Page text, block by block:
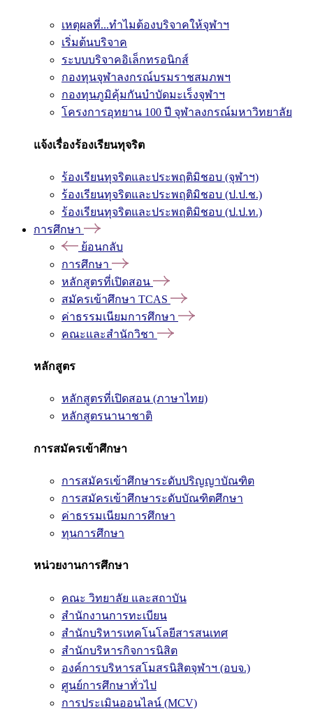
เหตุผลที่...ทำไมต้องบริจาคให้จุฬาฯ
เริ่มต้นบริจาค
ระบบบริจาคอิเล็กทรอนิกส์
กองทุนจุฬาลงกรณ์บรมราชสมภพฯ
กองทุนภูมิคุ้มกันบำบัดมะเร็งจุฬาฯ
โครงการอุทยาน 100 ปี จุฬาลงกรณ์มหาวิทยาลัย
แจ้งเรื่องร้องเรียนทุจริต
ร้องเรียนทุจริตและประพฤติมิชอบ (จุฬาฯ)
ร้องเรียนทุจริตและประพฤติมิชอบ (ป.ป.ช.)
ร้องเรียนทุจริตและประพฤติมิชอบ (ป.ป.ท.)
การศึกษา
ย้อนกลับ
การศึกษา
หลักสูตรที่เปิดสอน
สมัครเข้าศึกษา TCAS
ค่าธรรมเนียมการศึกษา
คณะและสำนักวิชา
หลักสูตร
หลักสูตรที่เปิดสอน (ภาษาไทย)
หลักสูตรนานาชาติ
การสมัครเข้าศึกษา
การสมัครเข้าศึกษาระดับปริญญาบัณฑิต
การสมัครเข้าศึกษาระดับบัณฑิตศึกษา
ค่าธรรมเนียมการศึกษา
ทุนการศึกษา
หน่วยงานการศึกษา
คณะ วิทยาลัย และสถาบัน
สำนักงานการทะเบียน
สำนักบริหารเทคโนโลยีสารสนเทศ
สำนักบริหารกิจการนิสิต
องค์การบริหารสโมสรนิสิตจุฬาฯ (อบจ.)
ศูนย์การศึกษาทั่วไป
การประเมินออนไลน์ (MCV)